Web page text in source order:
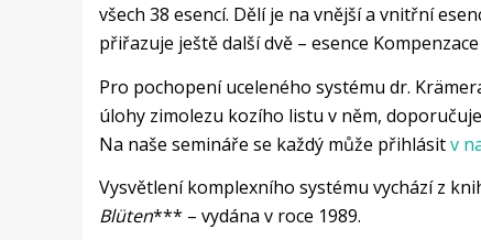
všech 38 esencí. Dělí je na vnější a vnitřní
přiřazuje ještě další dvě – esence
Pro pochopení uceleného systému dr.
úlohy zimolezu kozího listu v něm,
Na naše semináře se každý může přihlásitv
Vysvětlení komplexního systému vychází z
Blüten*** – vydána v roce 1989.